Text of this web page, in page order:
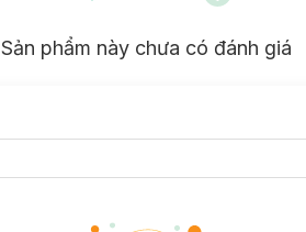
Sản phẩm này chưa có đánh giá